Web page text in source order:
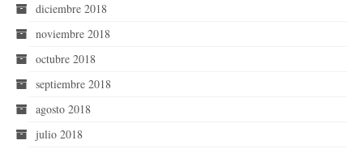
diciembre 2018
noviembre 2018
octubre 2018
septiembre 2018
agosto 2018
julio 2018